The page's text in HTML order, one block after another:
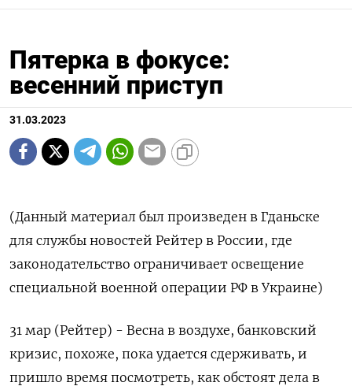
Пятерка в фокусе:
весенний приступ
31.03.2023
(Данный материал был произведен в Гданьске
для службы новостей Рейтер в России, где
законодательство ограничивает освещение
специальной военной операции РФ в Украине)
31 мар (Рейтер) - Весна в воздухе, банковский
кризис, похоже, пока удается сдерживать, и
пришло время посмотреть, как обстоят дела в